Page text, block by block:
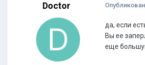
Doctor
да, если
Вы ее
еще